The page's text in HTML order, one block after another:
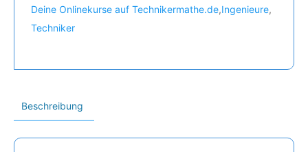
Deine Onlinekurse auf Technikermathe.de,Ingenieure,
Techniker
Beschreibung